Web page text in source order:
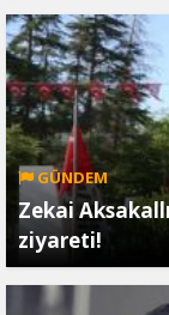
GÜNDEM
Zekai
ziyareti!